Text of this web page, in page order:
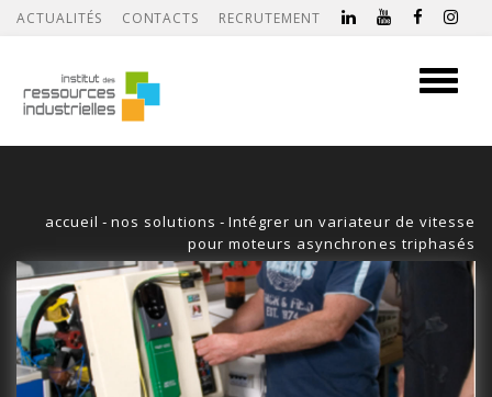
ACTUALITÉS CONTACTS RECRUTEMENT
Toggle
accueil -nos solutions - Intégrer un variateur de vitesse
pour moteurs asynchrones triphasés